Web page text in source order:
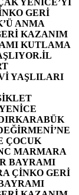
GERİ
ANMA
KAZANIM
KUTLAMA
İL
YAŞLILARI
KARABÜK
ÇOCUK
MARMARA
BAYRAMI
ÇİNKO GERİ